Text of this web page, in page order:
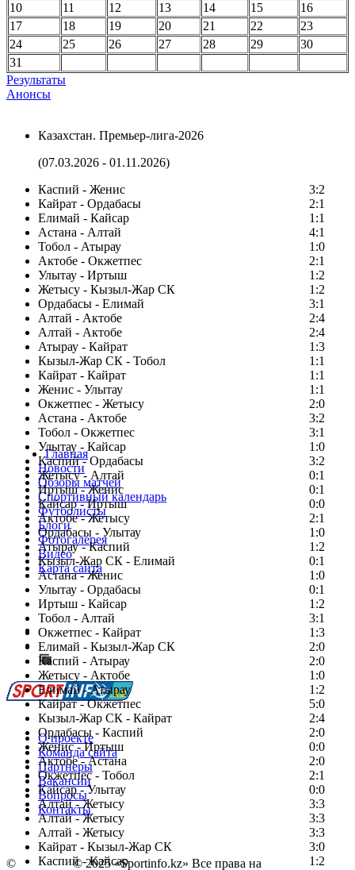
10
11 12 13 14 15
16
17
18 19 20 21 22
23
24
25 26 27 28 29
30
31
Результаты
Анонсы
Казахстан. Премьер-лига-2026
(07.03.2026 - 01.11.2026)
Каспий - Женис
3:2
Кайрат - Ордабасы
2:1
Елимай - Кайсар
1:1
Астана - Алтай
4:1
Тобол - Атырау
1:0
Актобе - Окжетпес
2:1
Улытау - Иртыш
1:2
Жетысу - Кызыл-Жар СК
1:2
Ордабасы - Елимай
3:1
Алтай - Актобе
2:4
Алтай - Актобе
2:4
Атырау - Кайрат
1:3
Кызыл-Жар СК - Тобол
1:1
Кайрат - Кайрат
1:1
Женис - Улытау
1:1
Окжетпес - Жетысу
2:0
Астана - Актобе
3:2
Тобол - Окжетпес
3:1
Улытау - Кайсар
1:0
Каспий - Ордабасы
3:2
Жетысу - Алтай
0:1
Иртыш - Женис
0:1
Кайсар - Иртыш
0:0
Актобе - Жетысу
2:1
Ордабасы - Улытау
1:0
Атырау - Каспий
1:2
Кызыл-Жар СК - Елимай
0:1
Астана - Женис
1:0
Улытау - Ордабасы
0:1
Иртыш - Кайсар
1:2
Тобол - Алтай
3:1
Окжетпес - Кайрат
1:3
Елимай - Кызыл-Жар СК
2:0
Каспий - Атырау
2:0
Жетысу - Актобе
1:0
Елимай - Атырау
1:2
Кайрат - Окжетпес
5:0
Кызыл-Жар СК - Кайрат
2:4
Ордабасы - Каспий
2:0
Женис - Иртыш
0:0
Актобе - Астана
2:0
Окжетпес - Тобол
2:1
Кайсар - Улытау
0:0
Алтай - Жетысу
3:3
Алтай - Жетысу
3:3
Алтай - Жетысу
3:3
Кайрат - Кызыл-Жар СК
3:0
Каспий - Кайсар
1:2
Главная
Новости
Обзоры матчей
Спортивный календарь
Футболисты
Блоги
Фотогалерея
Видео
Карта сайта
Есть идея?
Сообщить о мероприятии
Перейти на старый сайт
О проекте
Команда сайта
Партнеры
Вакансии
Вопросы
Контакты
© Copyright© 2025 «Sportinfo.kz» Все права на